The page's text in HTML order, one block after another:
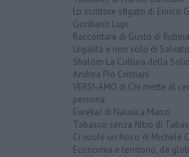
Lo scrittore sfigato di Enrico
Gordiano Lupi
Raccontare di Gusto di
Legalità e non solo di
Shalom La Cultura della
Andrea Pio Cristiani
VERSI-AMO di Chi mette al
persona
Eureka! di Nausica Manzi
Tabasco senza filtro di
Ci vuole un fisico di Michele
Economia e territorio, da